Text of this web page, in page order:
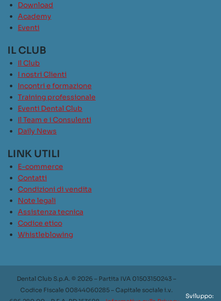
Download
Academy
Eventi
IL CLUB
Il Club
I nostri Clienti
Incontri e formazione
Training professionale
Eventi Dental Club
Il Team e i Consulenti
Daily News
LINK UTILI
E-commerce
Contatti
Condizioni di vendita
Note legali
Assistenza tecnica
Codice etico
Whistleblowing
Dental Club S.p.A. © 2026 – Partita IVA 01503150243 –
Codice Fiscale 00844060285 – Capitale sociale i.v.
Sviluppo: